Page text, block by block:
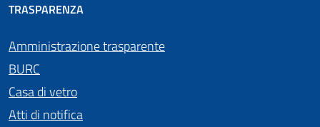
TRASPARENZA
Amministrazione trasparente
BURC
Casa di vetro
Atti di notifica